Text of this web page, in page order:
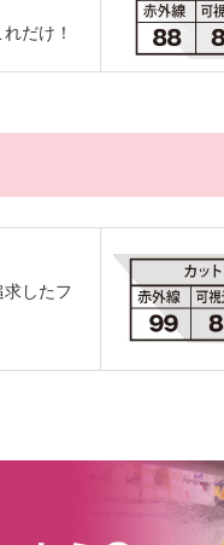
だけ！
したフ